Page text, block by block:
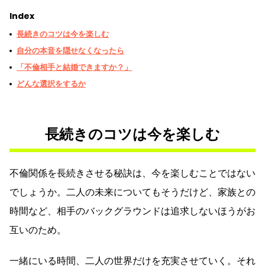
Index
長続きのコツは今を楽しむ
自分の本音を隠せなくなったら
「不倫相手と結婚できますか？」
どんな選択をするか
長続きのコツは今を楽しむ
不倫関係を長続きさせる秘訣は、今を楽しむことではない
でしょうか。二人の未来についてもそうだけど、家族との
時間など、相手のバックグラウンドは追求しないほうがお
互いのため。
一緒にいる時間、二人の世界だけを充実させていく。それ